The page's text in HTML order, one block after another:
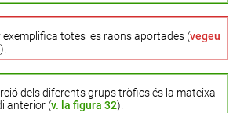
exemplifica totes les raons aportades (vegeu
).
dels diferents grups tròfics és la mateixa
anterior (v. la figura 32).